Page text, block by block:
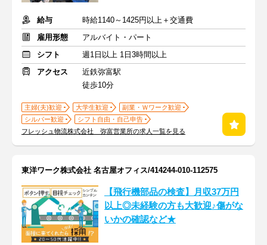
給与
時給1140～1425円以上＋交通費
雇用形態
アルバイト・パート
シフト
週1日以上 1日3時間以上
アクセス
近鉄弥富駅
徒歩10分
主婦(夫)歓迎 大学生歓迎
副業・Ｗワーク歓迎
シルバー歓迎
シフト自由・自己申告
フレッシュ物流株式会社 弥富営業所の求人一覧を見る
東洋ワーク株式会社 名古屋オフィス/414244-010-112575
【飛行機部品の検査】月収37万円
以上◎未経験の方も大歓迎♪傷がな
いかの確認など★